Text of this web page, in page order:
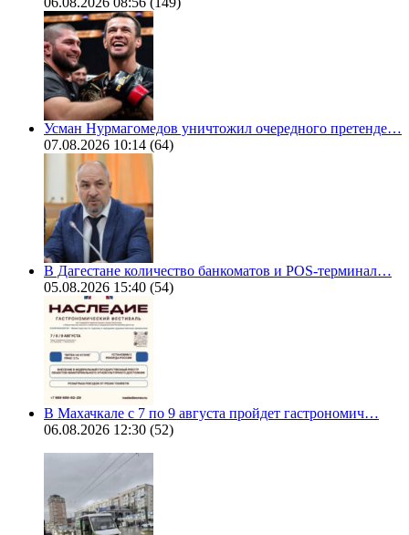
Усман Нурмагомедов уничтожил очередного претенде…
07.08.2026 10:14 (64)
В Дагестане количество банкоматов и POS-терминал…
05.08.2026 15:40 (54)
В Махачкале с 7 по 9 августа пройдет гастрономич…
06.08.2026 12:30 (52)